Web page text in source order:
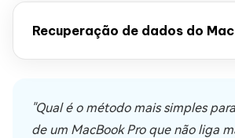
Recuperação de dados do Mac
"Qual é o método mais simples
de um MacBook Pro que não liga